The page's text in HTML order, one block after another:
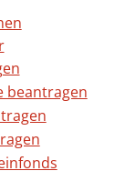
beantragen